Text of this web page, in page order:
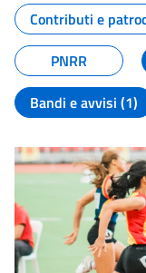
Contributi e
PNRR
Bandi e avvisi (1)